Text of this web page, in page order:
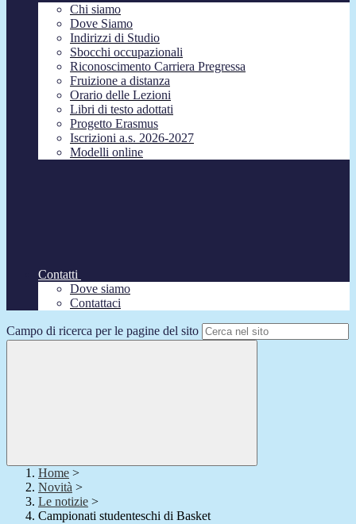
Chi siamo
Dove Siamo
Indirizzi di Studio
Sbocchi occupazionali
Riconoscimento Carriera Pregressa
Fruizione a distanza
Orario delle Lezioni
Libri di testo adottati
Progetto Erasmus
Iscrizioni a.s. 2026-2027
Modelli online
Contatti
Dove siamo
Contattaci
Campo di ricerca per le pagine del sito
Home >
Novità >
Le notizie >
Campionati studenteschi di Basket